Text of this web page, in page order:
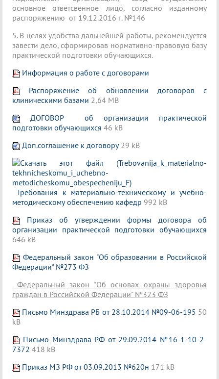
основное ответсвенное лицо, согласно изданному
распоряжению от 19.12.2016 г. №146
5. В целях удобства дальнейшей работы, рекомендуется
завести дело, сформировав нормативно-правовую базу
практической подготовки обучающихся.
Информация о работе с договорами
Распоряжение об обновлении договоров с
клиническими базами 2,64 MB
ДОГОВОР об организации практической
подготовки обучающихся 46 kB
Доп.соглашение к договору29 kB
Требования к материально-техническому и учебно-
методическому обеспечению кафедр 992 kB
Приказ об утверждении формы договора об
организации практической подготовки обучающихся
646 kB
Федеральный закон "Об образовании в Российской
Федерации"№273 ФЗ
Федеральный закон "Об основах охраны здоровья
граждан в Российской Федерации" №323 ФЗ
Письмо Минздрава РБ от 28.10.2014 №09-06-195 50
kB
Письмо Минздрава РФ от 29.09.2014 №16-1-10-2-
7372 418 kB
Приказ МЗ РФ от 03.09.2013 №620н 171 kB